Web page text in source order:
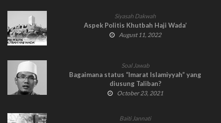
Siyasah Dakwah
Aspek Politis Khutbah Haji Wada’
August 11, 2022
Soal Jawab
Bagaimana status “Imarat Islamiyyah” yang
diusung Taliban?
October 23, 2021
Baiti Jannati